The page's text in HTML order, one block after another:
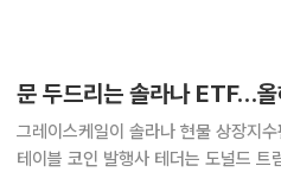
문 두드리는 솔라나 ETF…
그레이스케일이 솔라나 현물 상장지
테이블 코인 발행사 테더는 도널드